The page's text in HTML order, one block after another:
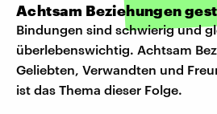
Achtsam Beziehungen
Bindungen sind schwierig und
überlebenswichtig. Achtsam
Geliebten, Verwandten und
ist das Thema dieser Folge.